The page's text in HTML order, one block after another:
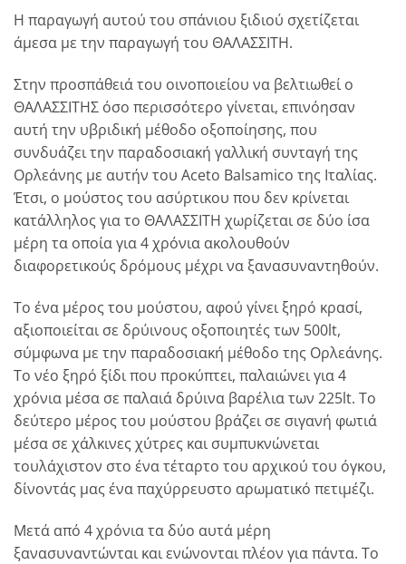
Η παραγωγή αυτού του σπάνιου ξιδιού σχετίζεται
άμεσα με την παραγωγή του ΘΑΛΑΣΣΙΤΗ.
Στην προσπάθειά του οινοποιείου να βελτιωθεί ο
ΘΑΛΑΣΣΙΤΗΣ όσο περισσότερο γίνεται, επινόησαν
αυτή την υβριδική μέθοδο οξοποίησης, που
συνδυάζει την παραδοσιακή γαλλική συνταγή της
Ορλεάνης με αυτήν του Aceto Balsamico της Ιταλίας.
Έτσι, ο μούστος του ασύρτικου που δεν κρίνεται
κατάλληλος για το ΘΑΛΑΣΣΙΤΗ χωρίζεται σε δύο ίσα
μέρη τα οποία για 4 χρόνια ακολουθούν
διαφορετικούς δρόμους μέχρι να ξανασυναντηθούν.
Το ένα μέρος του μούστου, αφού γίνει ξηρό κρασί,
αξιοποιείται σε δρύινους οξοποιητές των 500lt,
σύμφωνα με την παραδοσιακή μέθοδο της Ορλεάνης.
Το νέο ξηρό ξίδι που προκύπτει, παλαιώνει για 4
χρόνια μέσα σε παλαιά δρύινα βαρέλια των 225lt. Το
δεύτερο μέρος του μούστου βράζει σε σιγανή φωτιά
μέσα σε χάλκινες χύτρες και συμπυκνώνεται
τουλάχιστον στο ένα τέταρτο του αρχικού του όγκου,
δίνοντάς μας ένα παχύρρευστο αρωματικό πετιμέζι.
Μετά από 4 χρόνια τα δύο αυτά μέρη
ξανασυναντώνται και ενώνονται πλέον για πάντα. Το